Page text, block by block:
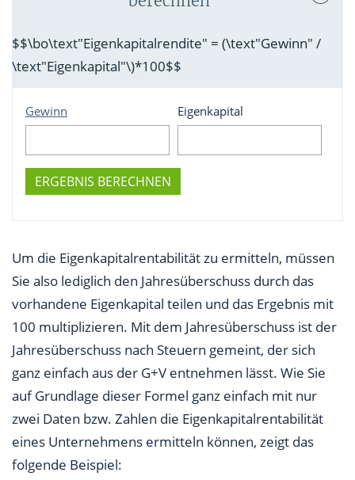
$$\bo\text"Eigenkapitalrendite" = (\text"Gewinn" /
\text"Eigenkapital"\)*100$$
Gewinn Eigenkapital
ERGEBNIS BERECHNEN
Um die Eigenkapitalrentabilität zu ermitteln, müssen
Sie also lediglich den Jahresüberschuss durch das
vorhandene Eigenkapital teilen und das Ergebnis mit
100 multiplizieren. Mit dem Jahresüberschuss ist der
Jahresüberschuss nach Steuern gemeint, der sich
ganz einfach aus der G+V entnehmen lässt. Wie Sie
auf Grundlage dieser Formel ganz einfach mit nur
zwei Daten bzw. Zahlen die Eigenkapitalrentabilität
eines Unternehmens ermitteln können, zeigt das
folgende Beispiel: